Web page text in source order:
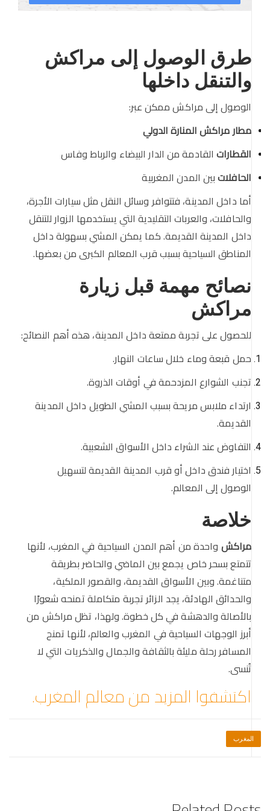
طرق الوصول إلى مراكش
والتنقل داخلها
الوصول إلى مراكش ممكن عبر:
مطار مراكش المنارة الدولي
القطاراتالقادمة من الدار البيضاء والرباط وفاس
الحافلاتبين المدن المغربية
أما داخل المدينة، فتتوافر وسائل النقل مثل سيارات الأجرة،
والحافلات، والعربات التقليدية التي يستخدمها الزوار للتنقل
داخل المدينة القديمة. كما يمكن المشي بسهولة داخل
المناطق السياحية بسبب قرب المعالم الكبرى من بعضها.
نصائح مهمة قبل زيارة
مراكش
للحصول على تجربة ممتعة داخل المدينة، هذه أهم النصائح:
حمل قبعة وماء خلال ساعات النهار.
تجنب الشوارع المزدحمة في أوقات الذروة.
ارتداء ملابس مريحة بسبب المشي الطويل داخل المدينة
القديمة.
التفاوض عند الشراء داخل الأسواق الشعبية.
اختيار فندق داخل أو قرب المدينة القديمة لتسهيل
الوصول إلى المعالم.
خلاصة
مراكش واحدة من أهم المدن السياحية في المغرب، لأنها
تتمتع بسحر خاص يجمع بين الماضي والحاضر بطريقة
متناغمة. وبين الأسواق القديمة، والقصور الملكية،
والحدائق الهادئة، يجد الزائر تجربة متكاملة تمنحه شعورًا
بالأصالة والدهشة في كل خطوة. ولهذا، تظل مراكش من
أبرز الوجهات السياحية في المغرب والعالم، لأنها تمنح
المسافر رحلة مليئة بالثقافة والجمال والذكريات التي لا
تُنسى.
اكتشفوا المزيد من معالم المغرب.
المغرب